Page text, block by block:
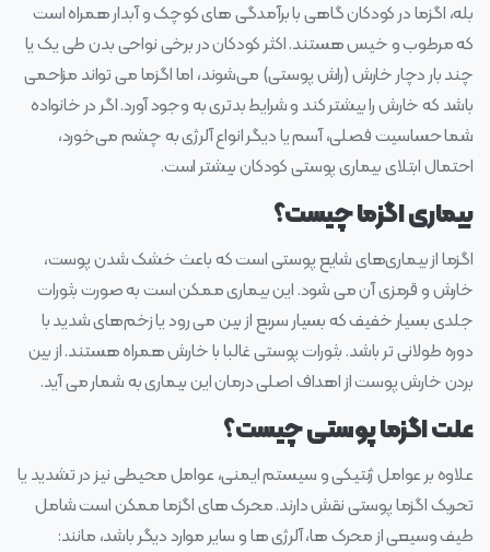
بله، اگزما در کودکان گاهی با برآمدگی‌ های کوچک و آبدار همراه است
که مرطوب و خیس هستند. اکثر کودکان در برخی نواحی بدن طی یک یا
چند بار دچار خارش (راش پوستی) می‌شوند، اما اگزما می‌ تواند مزاحمی
باشد که خارش را بیشتر کند و شرایط بدتری به وجود آورد. اگر در خانواده
شما حساسیت فصلی، آسم یا دیگر انواع آلرژی به چشم می‌خورد،
احتمال ابتلای بیماری پوستی کودکان بیشتر است.
بیماری اگزما چیست؟
اگزما از بیماری‌های شایع پوستی است که باعث خشک شدن پوست،
خارش و قرمزی آن می‌ شود. این بیماری ممکن است به صورت بثورات
جلدی بسیار خفیف که بسیار سریع از بین می‌ رود یا زخم‌های شدید با
دوره طولانی‌ تر باشد. بثورات پوستی غالبا با خارش همراه هستند. از بین
بردن خارش پوست از اهداف اصلی درمان این بیماری به شمار می‌ آید.
علت اگزما پوستی چیست؟
علاوه بر عوامل ژنتیکی و سیستم ایمنی، عوامل محیطی نیز در تشدید یا
تحریک اگزما پوستی نقش دارند. محرک ‌های اگزما ممکن است شامل
طیف وسیعی از محرک‌ ها، آلرژی ها و سایر موارد دیگر باشد، مانند: